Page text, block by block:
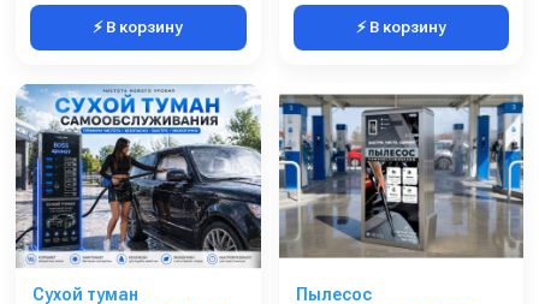
⚡ В корзину ⚡ В корзину
Сухой туман
Пылесос